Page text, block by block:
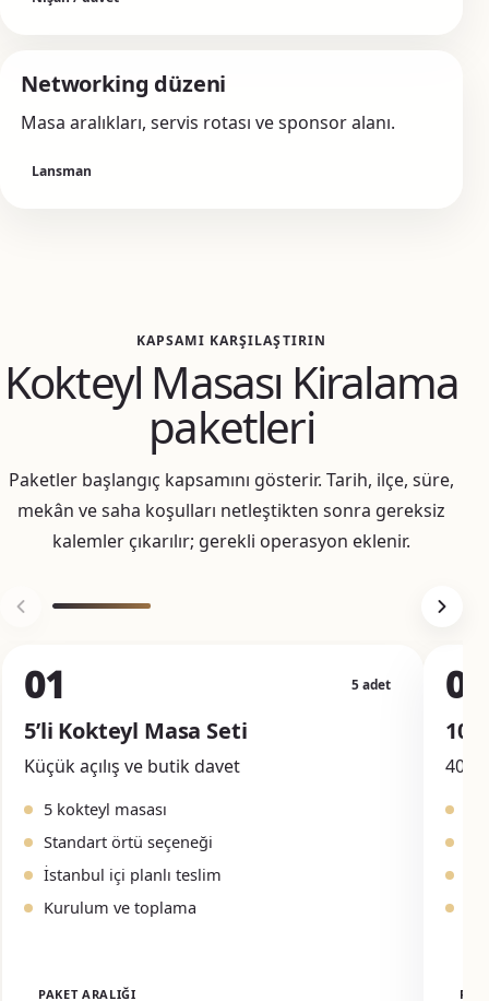
Networking düzeni
Masa aralıkları, servis rotası ve sponsor alanı.
Lansman
KAPSAMI KARŞILAŞTIRIN
Kokteyl Masası Kiralama
paketleri
Paketler başlangıç kapsamını gösterir. Tarih, ilçe, süre,
mekân ve saha koşulları netleştikten sonra gereksiz
kalemler çıkarılır; gerekli operasyon eklenir.
01 5 adet
5’li Kokteyl Masa Seti
Küçük açılış ve butik davet
5 kokteyl masası
Standart örtü seçeneği
İstanbul içi planlı teslim
Kurulum ve toplama
PAKET ARALIĞI
02